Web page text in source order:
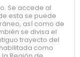
Se accede al
esta se puede
así como de
se divisa el
trayecto del
como